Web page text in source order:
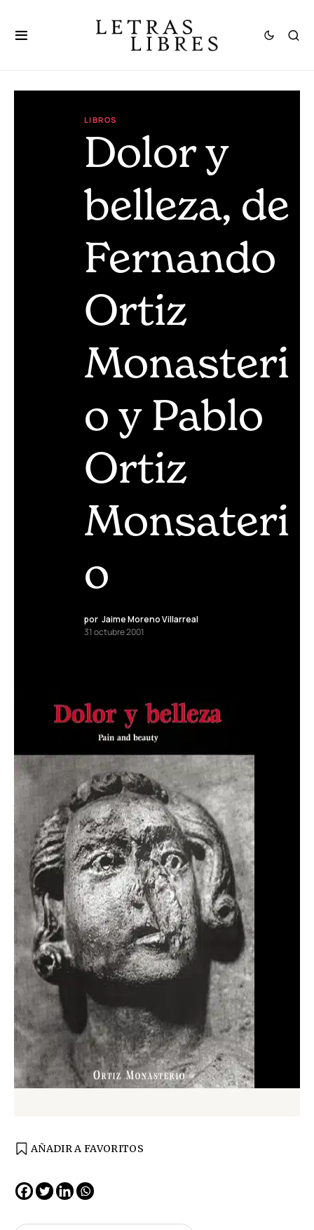
LIBROS
Dolor y
belleza, de
Fernando
Ortiz
Monasteri
o y Pablo
Ortiz
Monsateri
o
por Jaime Moreno Villarreal
31 octubre 2001
AÑADIR A FAVORITOS